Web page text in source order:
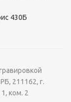
430Б
211162, г.
ком. 2